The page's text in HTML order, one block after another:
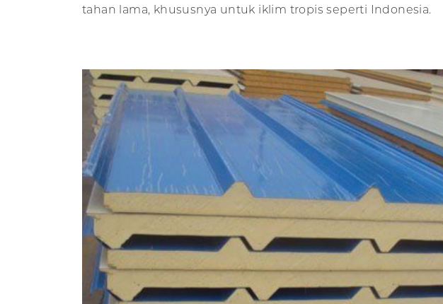
tahan lama, khususnya untuk iklim tropis seperti Indonesia.